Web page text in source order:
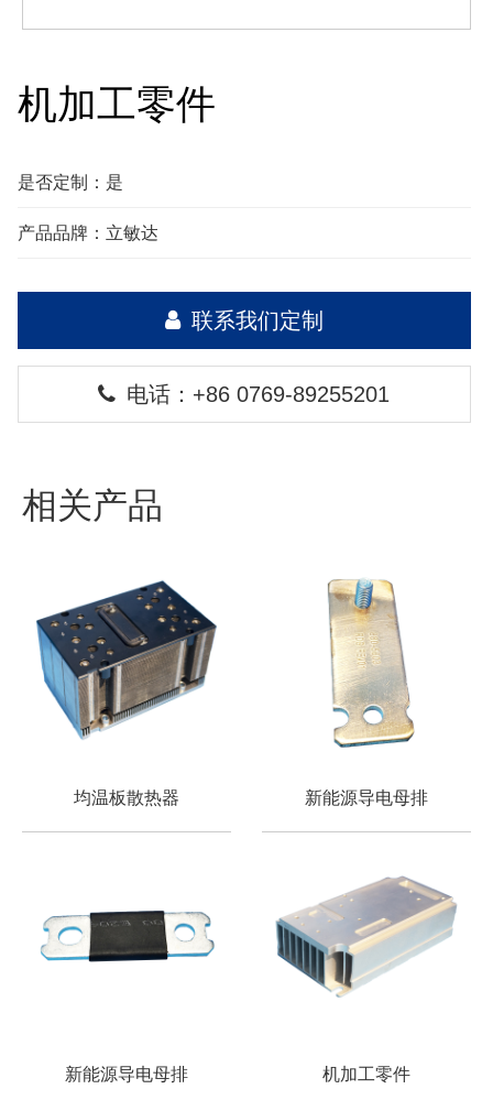
机加工零件
是否定制：是
产品品牌：立敏达
联系我们定制
电话：+86 0769-89255201
相关产品
均温板散热器 新能源导电母排
新能源导电母排 机加工零件